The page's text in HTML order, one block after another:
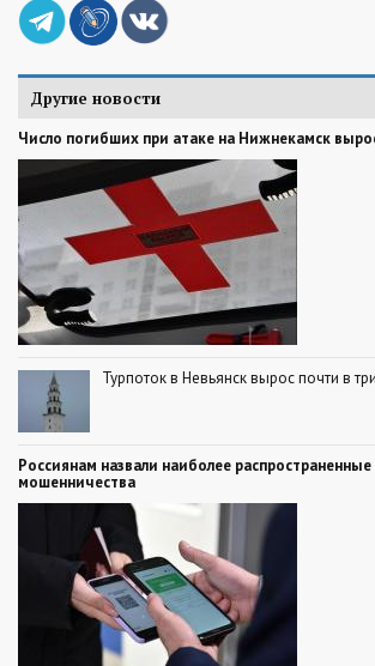
Другие новости
Число погибших при атаке на Нижнекамск
Турпоток в Невьянск вырос почти в
Россиянам назвали наиболее
мошенничества